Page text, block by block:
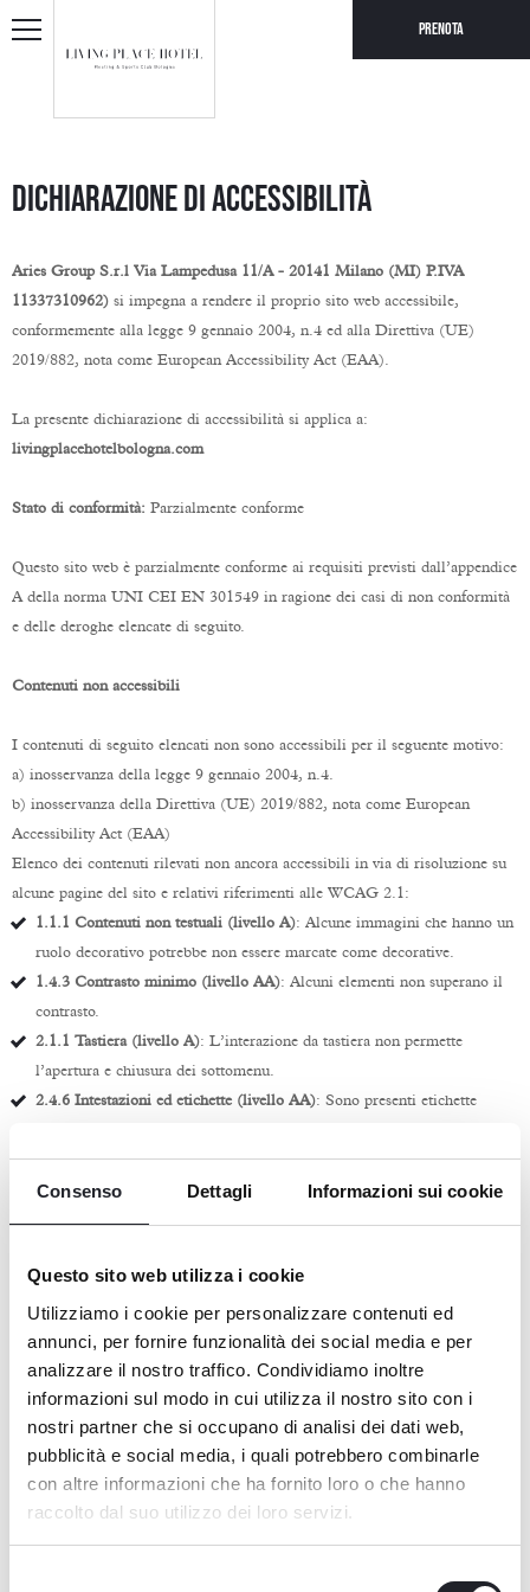
Consenso Dettagli Informazioni sui cookie
Questo sito web utilizza i cookie
Utilizziamo i cookie per personalizzare contenuti ed
annunci, per fornire funzionalità dei social media e per
analizzare il nostro traffico. Condividiamo inoltre
informazioni sul modo in cui utilizza il nostro sito con i
nostri partner che si occupano di analisi dei dati web,
pubblicità e social media, i quali potrebbero combinarle
con altre informazioni che ha fornito loro o che hanno
raccolto dal suo utilizzo dei loro servizi.
Prenota
Dichiarazione di accessibilità
Aries Group S.r.l Via Lampedusa 11/A - 20141 Milano (MI) P.IVA
11337310962) si impegna a rendere il proprio sito web accessibile,
conformemente alla legge 9 gennaio 2004, n.4 ed alla Direttiva (UE)
2019/882, nota come European Accessibility Act (EAA).
La presente dichiarazione di accessibilità si applica a:
livingplacehotelbologna.com
Stato di conformità: Parzialmente conforme
Questo sito web è parzialmente conforme ai requisiti previsti dall’appendice
A della norma UNI CEI EN 301549 in ragione dei casi di non conformità
e delle deroghe elencate di seguito.
Contenuti non accessibili
I contenuti di seguito elencati non sono accessibili per il seguente motivo:
a) inosservanza della legge 9 gennaio 2004, n.4.
b) inosservanza della Direttiva (UE) 2019/882, nota come European
Accessibility Act (EAA)
Elenco dei contenuti rilevati non ancora accessibili in via di risoluzione su
alcune pagine del sito e relativi riferimenti alle WCAG 2.1:
1.1.1 Contenuti non testuali (livello A): Alcune immagini che hanno un
ruolo decorativo potrebbe non essere marcate come decorative.
1.4.3 Contrasto minimo (livello AA): Alcuni elementi non superano il
contrasto.
2.1.1 Tastiera (livello A): L’interazione da tastiera non permette
l’apertura e chiusura dei sottomenu.
2.4.6 Intestazioni ed etichette (livello AA): Sono presenti etichette
trovano.
2.4.7 Focus visibile (livello AA): Il focus da tastiera non è visibile su
Meccanismo di feedback
Gli utenti possono segnalare problemi di accessibilità o richiedere
informazioni aggiuntive scrivendo a:
E-mail:info@ariesgroup.it
PEC:sdshospitalitygroupsrl@pec.it
Redazione della dichiarazione di accessibilità
La presente dichiarazione è stata redatta il 07 Agosto 2025..
Le informazioni presenti nella dichiarazione sono state ricavate da una
valutazione effettuata da terzi tramite analisi oggettive e soggettive come